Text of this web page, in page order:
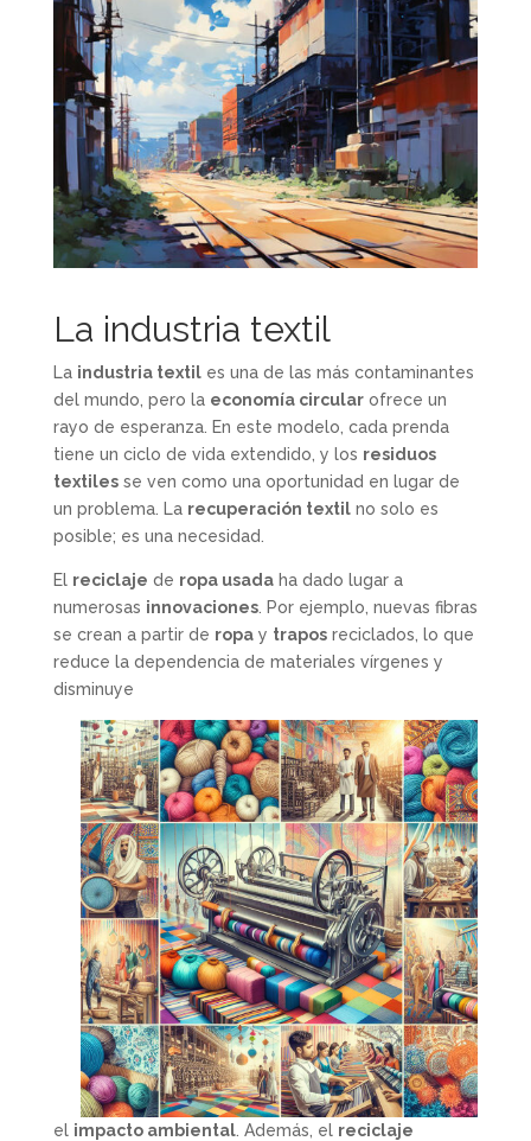
La industria textil
La industria textiles una de las más contaminantes
del mundo, pero la economía circularofrece un
rayo de esperanza. En este modelo, cada prenda
tiene un ciclo de vida extendido, y los residuos
textilesse ven como una oportunidad en lugar de
un problema. La recuperación textilno solo es
posible; es una necesidad.
El reciclaje de ropa usadaha dado lugar a
numerosas innovaciones. Por ejemplo, nuevas fibras
se crean a partir de ropay traposreciclados, lo que
reduce la dependencia de materiales vírgenes y
disminuye
el impacto ambiental. Además, el reciclaje